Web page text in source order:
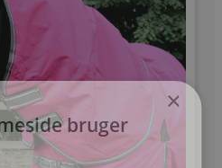
×
bruger